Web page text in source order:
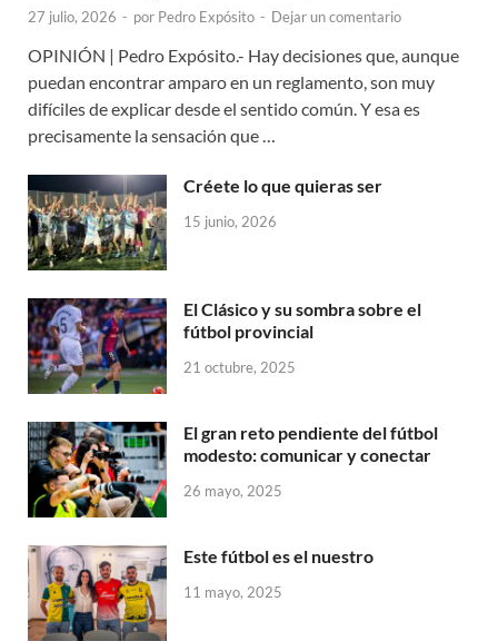
27 julio, 2026 - por Pedro Expósito - Dejar un comentario
OPINIÓN | Pedro Expósito.- Hay decisiones que, aunque
puedan encontrar amparo en un reglamento, son muy
difíciles de explicar desde el sentido común. Y esa es
precisamente la sensación que …
Créete lo que quieras ser
15 junio, 2026
El Clásico y su sombra sobre el
fútbol provincial
21 octubre, 2025
El gran reto pendiente del fútbol
modesto: comunicar y conectar
26 mayo, 2025
Este fútbol es el nuestro
11 mayo, 2025